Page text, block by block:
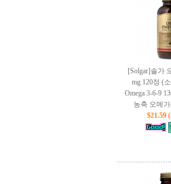
[Solgar]솔가
mg 120정 (
Omega 3-6-9
농축 오메
$21.59